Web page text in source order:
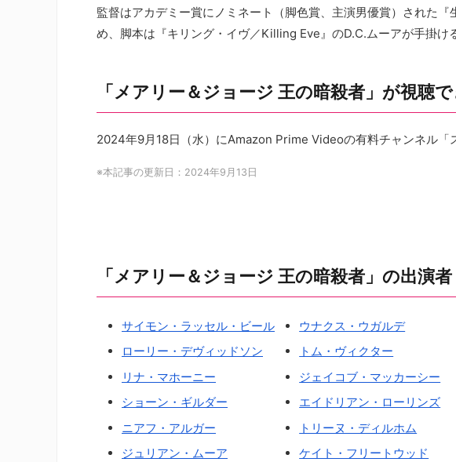
監督はアカデミー賞にノミネート（脚色賞、主演男優賞）された
め、脚本は『キリング・イヴ／Killing Eve』のD.C.ムーアが手掛ける
「メアリー＆ジョージ 王の暗殺者」が視聴
2024年9月18日（水）にAmazon Prime Videoの有料チャンネル「
※本記事の更新日：2024年9月13日
「メアリー＆ジョージ 王の暗殺者」の出演者
サイモン・ラッセル・ビール ウナクス・ウガルデ
ローリー・デヴィッドソン
トム・ヴィクター
リナ・マホーニー
ジェイコブ・マッカーシー
ショーン・ギルダー
エイドリアン・ローリンズ
ニアフ・アルガー
トリーヌ・ディルホム
ジュリアン・ムーア
ケイト・フリートウッド